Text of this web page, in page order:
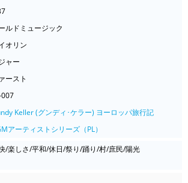
ルドミュージック
オリン
ャー
ースト
007
Keller (グンディ･ケラー) ヨーロッパ旅行記
アーティストシリーズ（PL）
/楽しさ/平和/休日/祭り/踊り/村/庶民/陽光